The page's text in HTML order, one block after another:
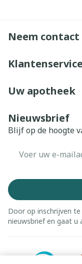
Neem
Klantenservice
Uw apotheek
Nieuwsbrief
Blijf op de hoogte
Door op inschrijven
nieuwsbrief en gaat u